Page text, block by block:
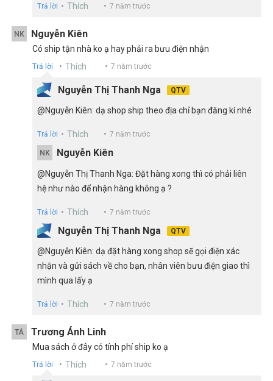
Trả lời Thích 7 năm trước
NK Nguyễn Kiên
Có ship tận nhà ko ạ hay phải ra bưu điện nhận
Trả lời Thích 7 năm trước
Nguyễn Thị Thanh Nga QTV
@Nguyễn Kiên: dạ shop ship theo địa chỉ bạn đăng kí nhé
Trả lời Thích 7 năm trước
NK Nguyễn Kiên
@Nguyễn Thị Thanh Nga: Đặt hàng xong thì có phải liên
hệ như nào để nhận hàng không ạ ?
Trả lời Thích 7 năm trước
Nguyễn Thị Thanh Nga QTV
@Nguyễn Kiên: dạ đặt hàng xong shop sẽ gọi điện xác
nhận và gửi sách về cho bạn, nhân viên bưu điện giao thì
mình qua lấy ạ
Trả lời Thích 7 năm trước
TÁ Trương Ánh Linh
Mua sách ở đây có tính phí ship ko ạ
Trả lời Thích 7 năm trước